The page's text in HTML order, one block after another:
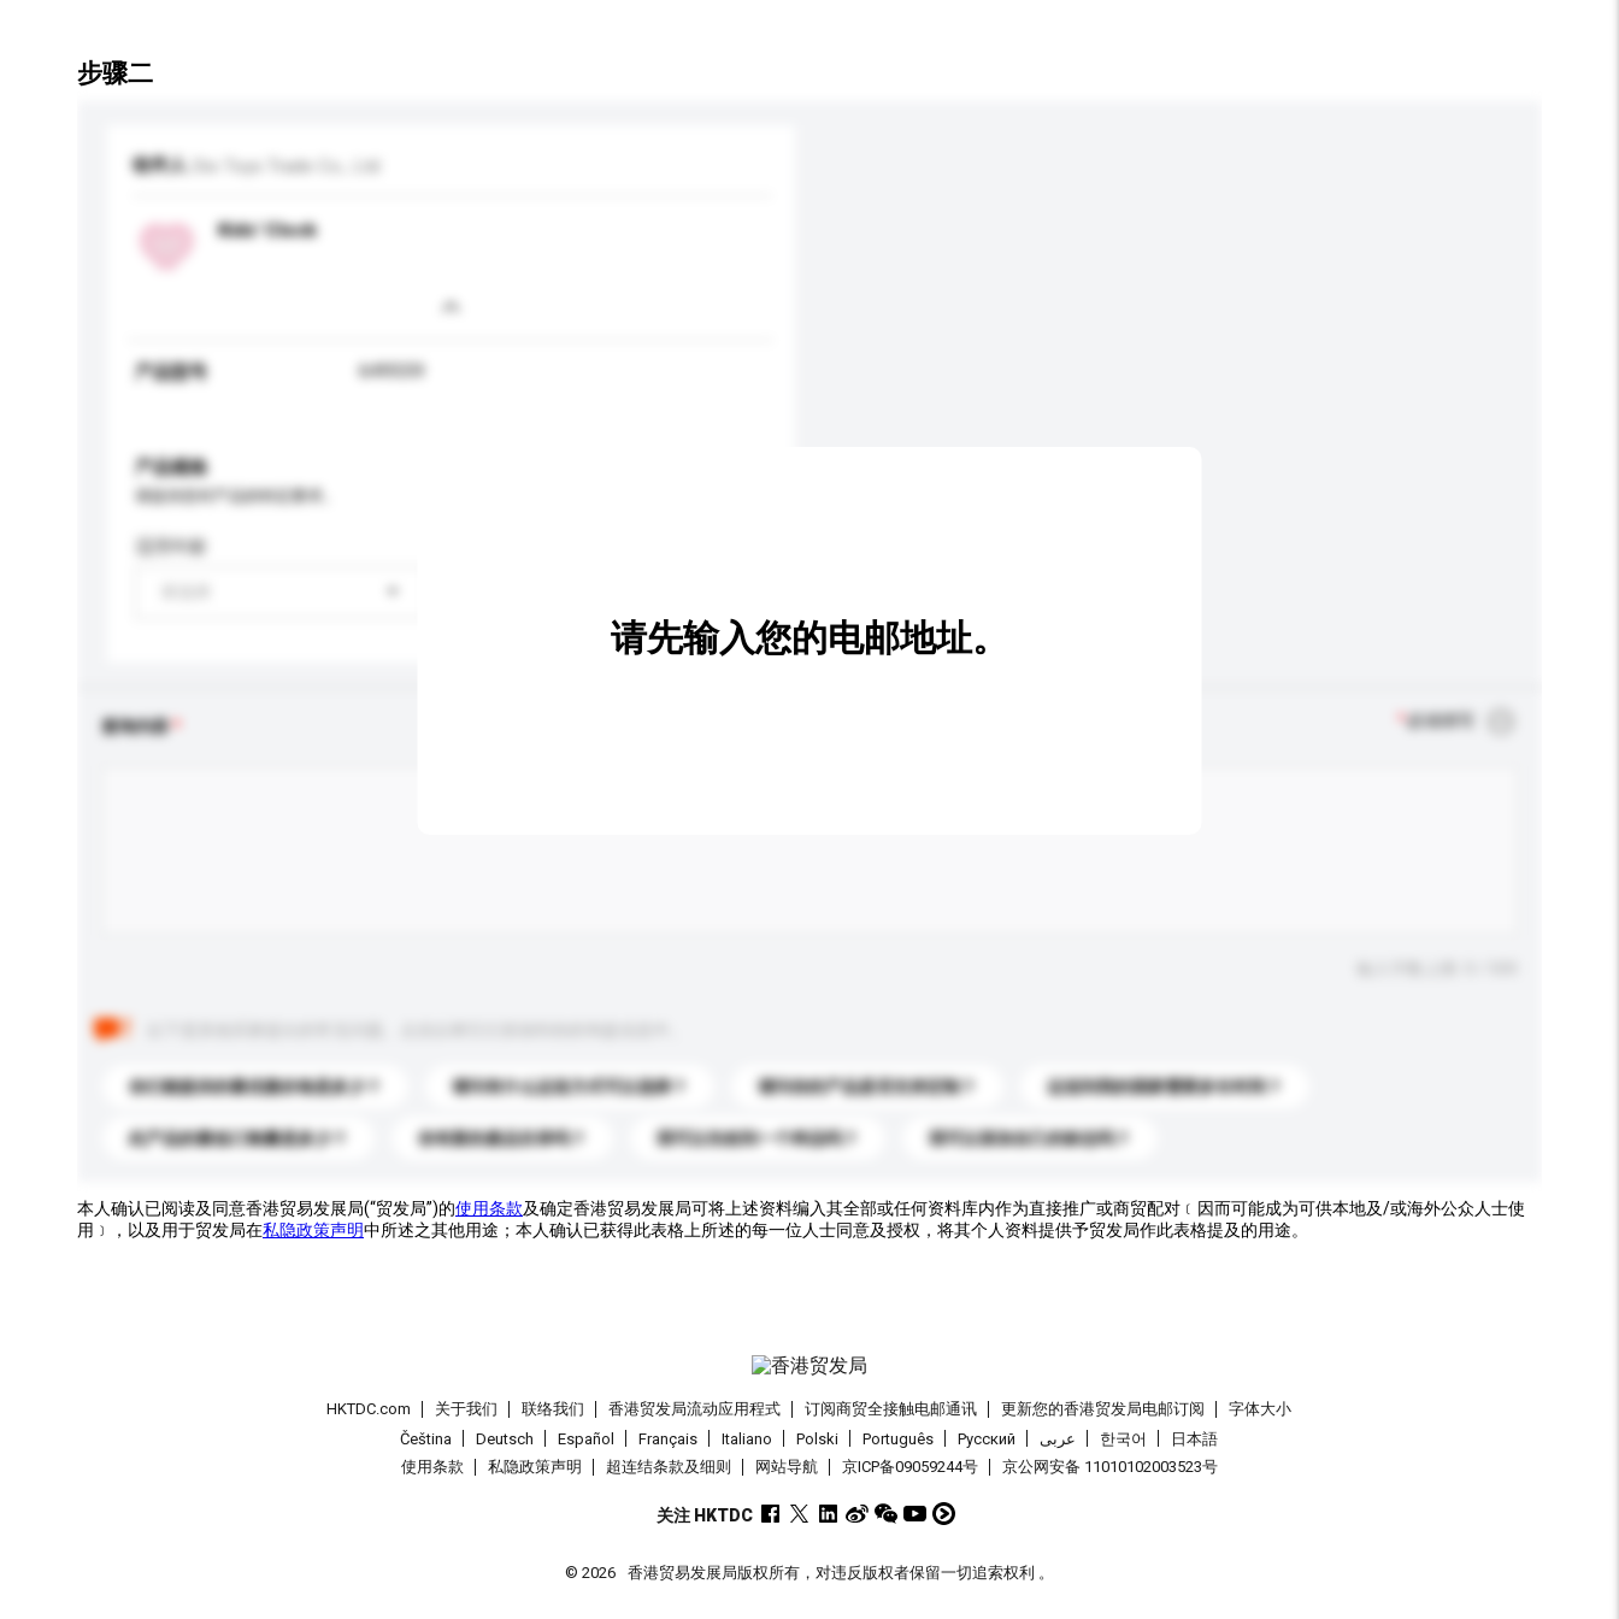
步骤二
收件人 Dio Toys Trade Co., Ltd
Kids' Clock
产品型号 649559
产品规格
适用年龄
查询内容 必须填写
你们能提供的最优惠价格是多少？ 请问有什么运送方式可以选择？ 请问你的产品是否支持定制？ 运送到我的国家需要多长时间？
此产品的最低订购量是多少？ 你有新的產品目录吗？ 我可以先收到一个样品吗？ 我可以添加自己的标志吗？
请先输入您的电邮地址。
本人确认已阅读及同意香港贸易发展局(“贸发局”)的使用条款及确定香港贸易发展局可将上述资料编入其全部或任何资料库内作为直接推广或商贸配对﹝因而可能成为可供本地及/或海外公众人士使
用﹞，以及用于贸发局在私隐政策声明中所述之其他用途；本人确认已获得此表格上所述的每一位人士同意及授权，将其个人资料提供予贸发局作此表格提及的用途。
HKTDC.com 关于我们 联络我们 香港贸发局流动应用程式 订阅商贸全接触电邮通讯 更新您的香港贸发局电邮订阅
字体大小
Čeština
Deutsch Español Français Italiano Polski Português Pусский عربى 한국어
日本語
使用条款
私隐政策声明 超连结条款及细则 网站导航 京ICP备09059244号 京公网安备 11010102003523号
关注 HKTDC
© 2026 香港贸易发展局版权所有，对违反版权者保留一切追索权利 。